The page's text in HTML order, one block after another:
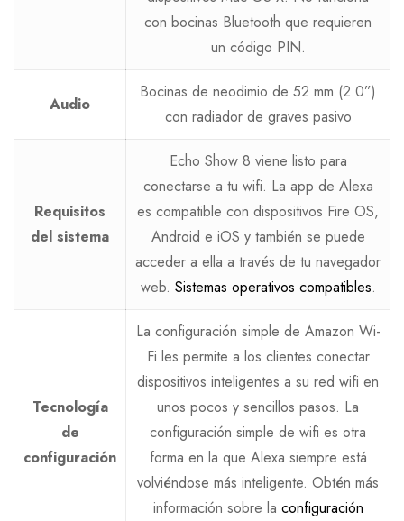
con bocinas Bluetooth que requieren
un código PIN.
Audio
Bocinas de neodimio de 52 mm (2.0”)
con radiador de graves pasivo
Requisitos
del sistema
Echo Show 8 viene listo para
conectarse a tu wifi. La app de Alexa
es compatible con dispositivos Fire OS,
Android e iOS y también se puede
acceder a ella a través de tu navegador
web. Sistemas operativos compatibles.
Tecnología
de
configuración
La configuración simple de Amazon Wi-
Fi les permite a los clientes conectar
dispositivos inteligentes a su red wifi en
unos pocos y sencillos pasos. La
configuración simple de wifi es otra
forma en la que Alexa siempre está
volviéndose más inteligente. Obtén más
información sobre la configuración